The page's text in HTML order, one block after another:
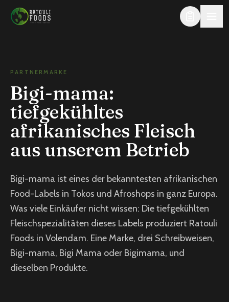
Zum Inhalt springen
PARTNERMARKE
Bigi-mama:
tiefgekühltes
afrikanisches Fleisch
aus unserem Betrieb
Bigi-mama ist eines der bekanntesten afrikanischen
Food-Labels in Tokos und Afroshops in ganz Europa.
Was viele Einkäufer nicht wissen: Die tiefgekühlten
Fleischspezialitäten dieses Labels produziert Ratouli
Foods in Volendam. Eine Marke, drei Schreibweisen,
Bigi-mama, Bigi Mama oder Bigimama, und
dieselben Produkte.